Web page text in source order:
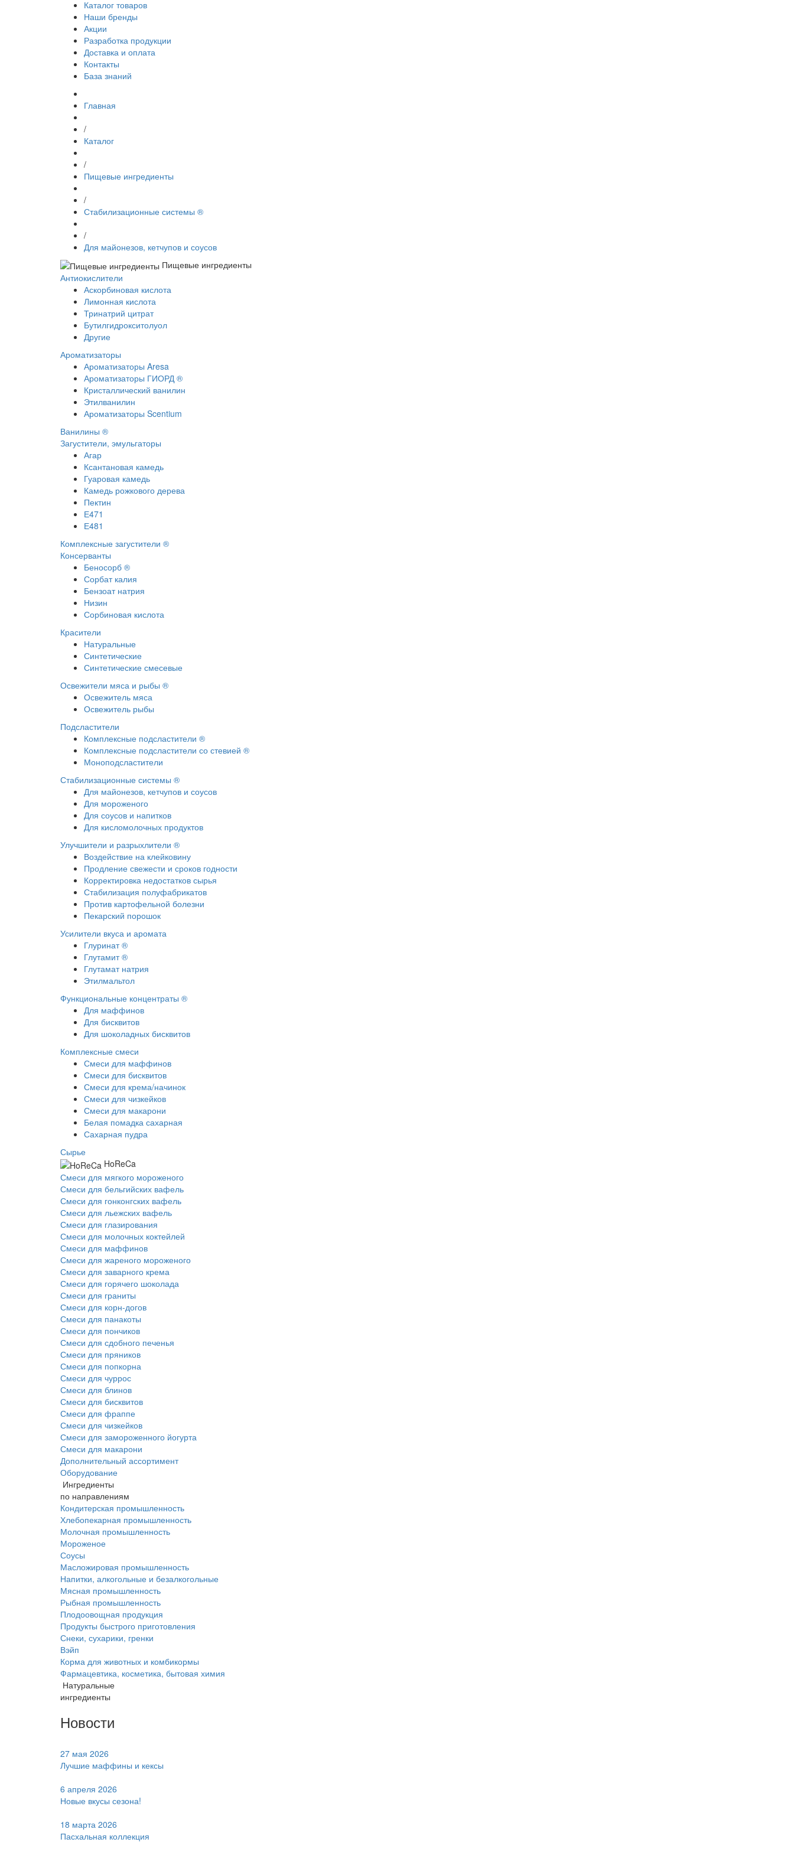
Каталог товаров
Наши бренды
Акции
Разработка продукции
Доставка и оплата
Контакты
База знаний
Главная
/
Каталог
/
Пищевые ингредиенты
/
Стабилизационные системы ®
/
Для майонезов, кетчупов и соусов
Пищевые ингредиенты
Антиокислители
Аскорбиновая кислота
Лимонная кислота
Тринатрий цитрат
Бутилгидрокситолуол
Другие
Ароматизаторы
Ароматизаторы Aresa
Ароматизаторы ГИОРД ®
Кристаллический ванилин
Этилванилин
Ароматизаторы Scentium
Ванилины ®
Загустители, эмульгаторы
Агар
Ксантановая камедь
Гуаровая камедь
Камедь рожкового дерева
Пектин
Е471
Е481
Комплексные загустители ®
Консерванты
Беносорб ®
Сорбат калия
Бензоат натрия
Низин
Сорбиновая кислота
Красители
Натуральные
Синтетические
Синтетические смесевые
Освежители мяса и рыбы ®
Освежитель мяса
Освежитель рыбы
Подсластители
Комплексные подсластители ®
Комплексные подсластители со стевией ®
Моноподсластители
Стабилизационные системы ®
Для майонезов, кетчупов и соусов
Для мороженого
Для соусов и напитков
Для кисломолочных продуктов
Улучшители и разрыхлители ®
Воздействие на клейковину
Продление свежести и сроков годности
Корректировка недостатков сырья
Стабилизация полуфабрикатов
Против картофельной болезни
Пекарский порошок
Усилители вкуса и аромата
Глуринат ®
Глутамит ®
Глутамат натрия
Этилмальтол
Функциональные концентраты ®
Для маффинов
Для бисквитов
Для шоколадных бисквитов
Комплексные смеси
Смеси для маффинов
Смеси для бисквитов
Смеси для крема/начинок
Смеси для чизкейков
Смеси для макарони
Белая помадка сахарная
Сахарная пудра
Сырье
HoReCa
Смеси для мягкого мороженого
Смеси для бельгийских вафель
Смеси для гонконгских вафель
Смеси для льежских вафель
Смеси для глазирования
Смеси для молочных коктейлей
Смеси для маффинов
Смеси для жареного мороженого
Смеси для заварного крема
Смеси для горячего шоколада
Смеси для граниты
Смеси для корн-догов
Смеси для панакоты
Смеси для пончиков
Смеси для сдобного печенья
Смеси для пряников
Смеси для попкорна
Смеси для чуррос
Смеси для блинов
Смеси для бисквитов
Смеси для фраппе
Смеси для чизкейков
Смеси для замороженного йогурта
Смеси для макарони
Дополнительный ассортимент
Оборудование
Ингредиенты
по направлениям
Кондитерская промышленность
Хлебопекарная промышленность
Молочная промышленность
Мороженое
Соусы
Масложировая промышленность
Напитки, алкогольные и безалкогольные
Мясная промышленность
Рыбная промышленность
Плодоовощная продукция
Продукты быстрого приготовления
Снеки, сухарики, гренки
Вэйп
Корма для животных и комбикормы
Фармацевтика, косметика, бытовая химия
Натуральные
ингредиенты
Новости
27 мая 2026
Лучшие маффины и кексы
6 апреля 2026
Новые вкусы сезона!
18 марта 2026
Пасхальная коллекция